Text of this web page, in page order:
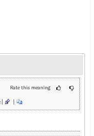
Rate this meaning
| |